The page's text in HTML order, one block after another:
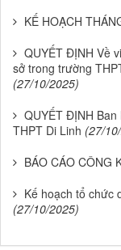
KẾ HOẠCH
QUYẾT ĐỊNH Về
sở trong trường
(27/10/2025)
QUYẾT ĐỊNH
THPT Di Linh (27/
BÁO CÁO CÔNG
Kế hoạch tổ chức
(27/10/2025)